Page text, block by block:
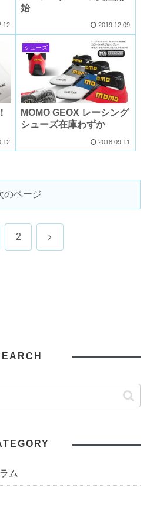
始
2019.12.09
シューズ
MOMO GEOX レーシング
シューズ在庫わずか
2018.09.11
のページ
2 次
ム